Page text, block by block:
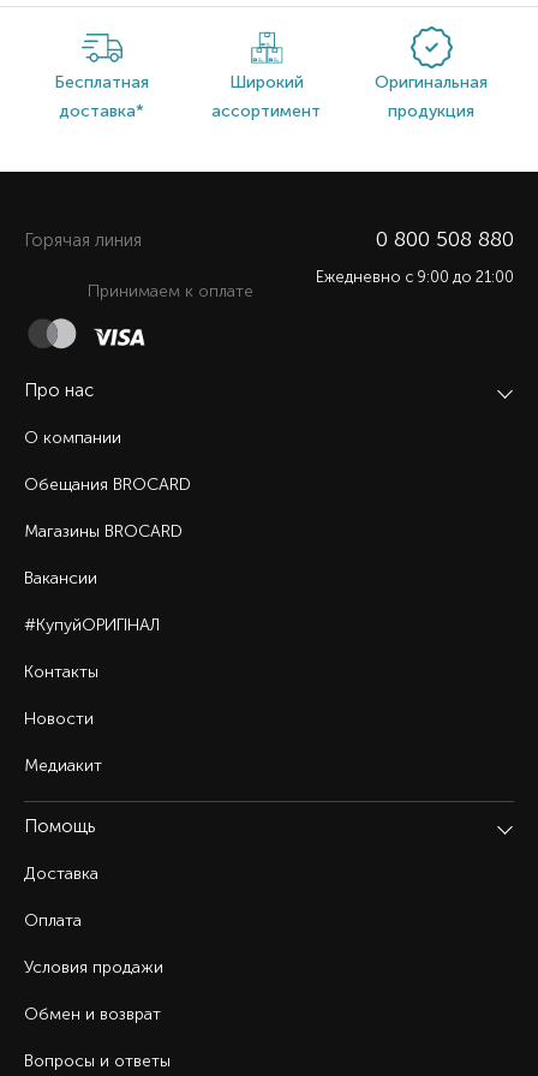
Бесплатная
доставка*
Широкий
ассортимент
Оригинальная
продукция
Про нас
О компании
Обещания BROCARD
Магазины BROCARD
Вакансии
#КупуйОРИГІНАЛ
Контакты
Новости
Медиакит
Помощь
Доставка
Оплата
Условия продажи
Обмен и возврат
Вопросы и ответы
Горячая линия 0 800 508 880
Ежедневно c 9:00 до 21:00
Принимаем к оплате